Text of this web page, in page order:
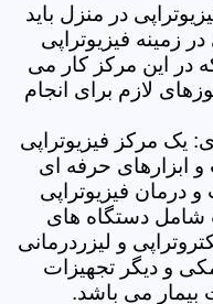
در منزل باید
زمینه فیزیوتراپی
در این مرکز کار می
لازم برای انجام
یک مرکز فیزیوتراپی
و ابزارهای حرفه ای
و درمان فیزیوتراپی
شامل دستگاه های
و لیزردرمانی
و دیگر تجهیزات
بیمار می باشد.